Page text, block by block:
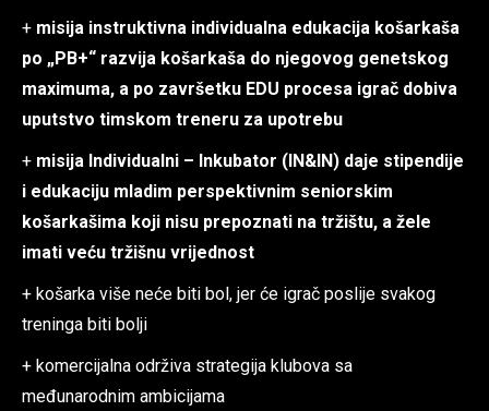
+ misija instruktivna individualna edukacija košarkaša
po „PB+“ razvija košarkaša do njegovog genetskog
maximuma, a po završetku EDU procesa igrač dobiva
uputstvo timskom treneru za upotrebu
+ misija Individualni – Inkubator (IN&IN) daje stipendije
i edukaciju mladim perspektivnim seniorskim
košarkašima koji nisu prepoznati na tržištu, a žele
imati veću tržišnu vrijednost
+ košarka više neće biti bol, jer će igrač poslije svakog
treninga biti bolji
+ komercijalna održiva strategija klubova sa
međunarodnim ambicijama